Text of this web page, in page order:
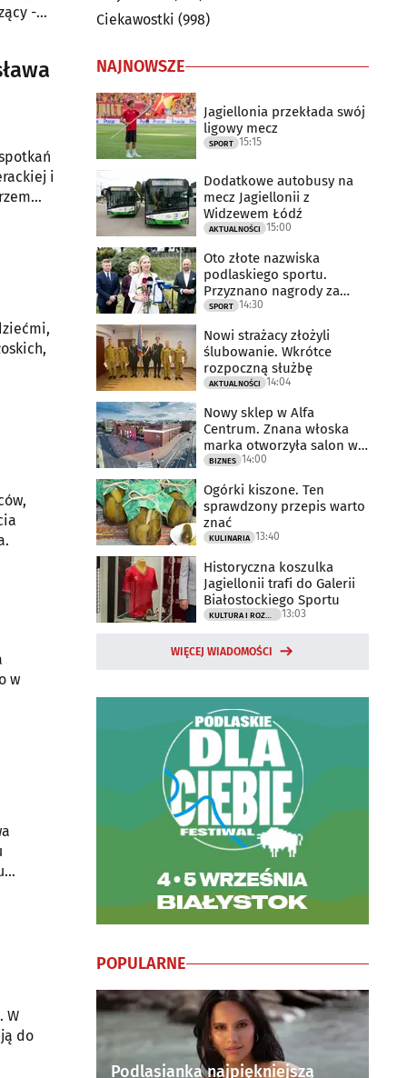
-
i
w
W
do
Ciekawostki (998)
NAJNOWSZE
Jagiellonia przekłada swój
ligowy mecz
SPORT 15:15
Dodatkowe autobusy na
mecz Jagiellonii z
Widzewem Łódź
AKTUALNOŚCI 15:00
Oto złote nazwiska
podlaskiego sportu.
Przyznano nagrody za
2025 rok
SPORT 14:30
Nowi strażacy złożyli
ślubowanie. Wkrótce
rozpoczną służbę
AKTUALNOŚCI 14:04
Nowy sklep w Alfa
Centrum. Znana włoska
marka otworzyła salon w
Białymstoku
BIZNES 14:00
Ogórki kiszone. Ten
sprawdzony przepis warto
znać
KULINARIA 13:40
Historyczna koszulka
Jagiellonii trafi do Galerii
Białostockiego Sportu
13:03
WIĘCEJ WIADOMOŚCI
POPULARNE
Podlasianka najpiękniejszą